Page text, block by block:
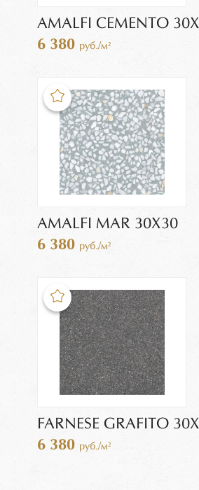
AMALFI CEMENTO
6 380 руб./м²
AMALFI MAR 30X30
6 380 руб./м²
FARNESE GRAFITO
6 380 руб./м²